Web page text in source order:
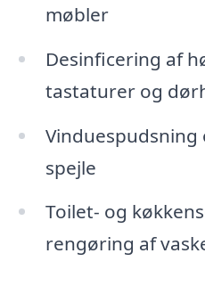
møbler
Desinficering af
tastaturer og
spejle
Toilet- og
rengøring af